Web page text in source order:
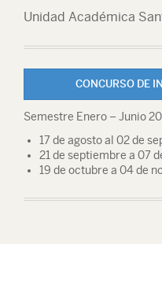
Unidad Académica
CONCURSO DE
Semestre Enero – Junio
17 de agosto al 02 de
21 de septiembre a 07
19 de octubre a 04 de